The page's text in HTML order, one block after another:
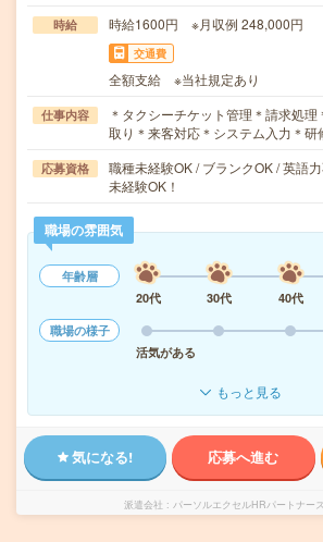
時給 時給1600円 ※月収例 248,000円
交通費
全額支給 ※当社規定あり
仕事内容
＊タクシーチケット管理＊請求処
取り＊来客対応＊システム入力＊
応募資格
職種未経験OK / ブランクOK / 英語
未経験OK！
職場の雰囲気
年齢層
20代
30代 40代
職場の様子
活気がある
もっと見る
気になる! 応募へ進む
派遣会社 パーソルエクセルHRパートナー